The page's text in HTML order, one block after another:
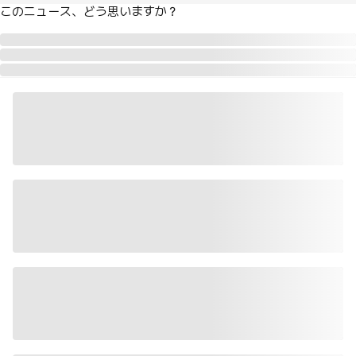
このニュース、どう思いますか？